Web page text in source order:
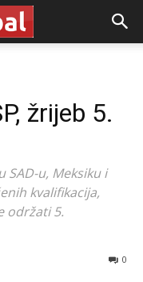
žrijeb 5.
SAD-u, Meksiku i
kvalifikacija,
održati 5.
0